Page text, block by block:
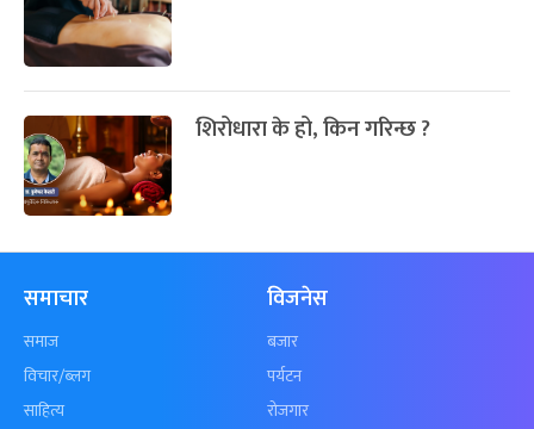
शिरोधारा के हो, किन गरिन्छ ?
समाचार
समाज
विचार/ब्लग
साहित्य
विजनेस
बजार
पर्यटन
रोजगार